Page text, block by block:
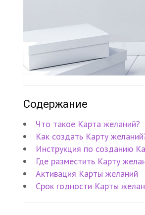
Содержание
Что такое Карта желаний?
Как создать Карту
Инструкция по созданию
Где разместить Карту
Активация Карты желаний
Срок годности Карты